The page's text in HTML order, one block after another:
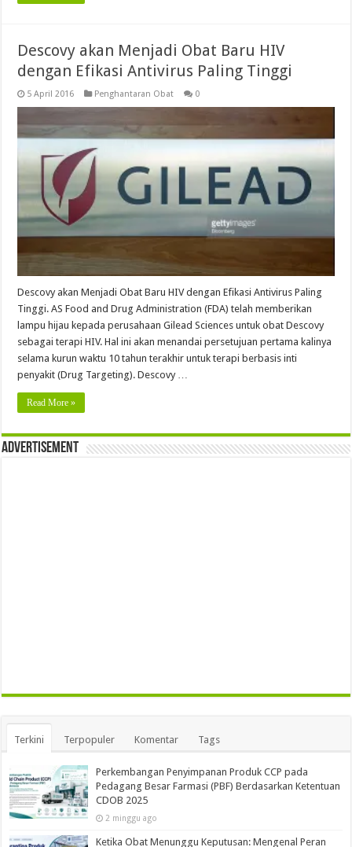
Descovy akan Menjadi Obat Baru HIV
dengan Efikasi Antivirus Paling Tinggi
5 April 2016 Penghantaran Obat 0
Descovy akan Menjadi Obat Baru HIV dengan Efikasi Antivirus Paling
Tinggi. AS Food and Drug Administration (FDA) telah memberikan
lampu hijau kepada perusahaan Gilead Sciences untuk obat Descovy
sebagai terapi HIV. Hal ini akan menandai persetujuan pertama kalinya
selama kurun waktu 10 tahun terakhir untuk terapi berbasis inti
penyakit (Drug Targeting). Descovy …
Read More »
Advertisement
Terkini Terpopuler Komentar Tags
Perkembangan Penyimpanan Produk CCP pada
Pedagang Besar Farmasi (PBF) Berdasarkan Ketentuan
CDOB 2025
2 minggu ago
Ketika Obat Menunggu Keputusan: Mengenal Peran